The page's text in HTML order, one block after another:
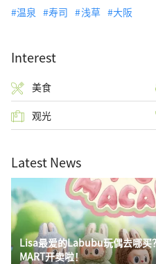
温泉 寿司 浅草 大阪
Interest
美食
观光
Latest News
Lisa最爱的Labubu玩偶去哪买
MART开卖啦！